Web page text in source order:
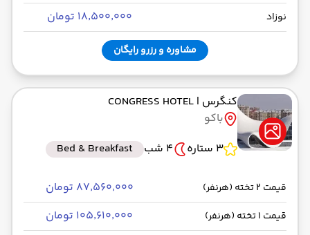
نوزاد ۱۸٬۵۰۰٬۰۰۰ تومان
مشاوره و رزرو رایگان
کنگرس | CONGRESS HOTEL
باکو
3 ستاره
4 شب Bed & Breakfast
قیمت 2 تخته (هرنفر) ۸۷٬۵۶۰٬۰۰۰ تومان
قیمت 1 تخته (هرنفر) ۱۰۵٬۶۱۰٬۰۰۰ تومان